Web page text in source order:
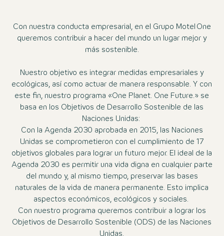
Con nuestra conducta empresarial, en el Grupo Motel One
queremos contribuir a hacer del mundo un lugar mejor y
más sostenible.
Nuestro objetivo es integrar medidas empresariales y
ecológicas, así como actuar de manera responsable. Y con
este fin, nuestro programa «One Planet. One Future.» se
basa en los Objetivos de Desarrollo Sostenible de las
Naciones Unidas:
Con la Agenda 2030 aprobada en 2015, las Naciones
Unidas se comprometieron con el cumplimiento de 17
objetivos globales para lograr un futuro mejor. El ideal de la
Agenda 2030 es permitir una vida digna en cualquier parte
del mundo y, al mismo tiempo, preservar las bases
naturales de la vida de manera permanente. Esto implica
aspectos económicos, ecológicos y sociales.
Con nuestro programa queremos contribuir a lograr los
Objetivos de Desarrollo Sostenible (ODS) de las Naciones
Unidas.